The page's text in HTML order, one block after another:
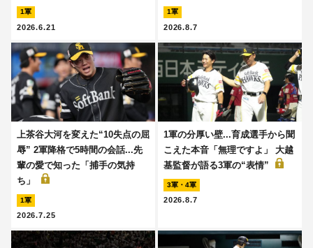
1軍
2026.6.21
1軍
2026.8.7
上茶谷大河を変えた“10失点の屈
辱” 2軍降格で5時間の会話...先
輩の愛で知った「捕手の気持
ち」
1軍
2026.7.25
1軍の分厚い壁...育成選手から聞
こえた本音「無理ですよ」 大越
基監督が語る3軍の“表情”
3軍・4軍
2026.8.7